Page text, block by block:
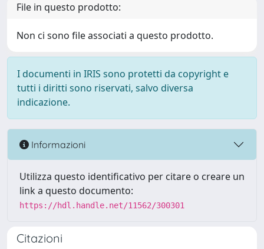
File in questo prodotto:
Non ci sono file associati a questo prodotto.
I documenti in IRIS sono protetti da copyright e
tutti i diritti sono riservati, salvo diversa
indicazione.
Informazioni
Utilizza questo identificativo per citare o creare un
link a questo documento:
https://hdl.handle.net/11562/300301
Citazioni